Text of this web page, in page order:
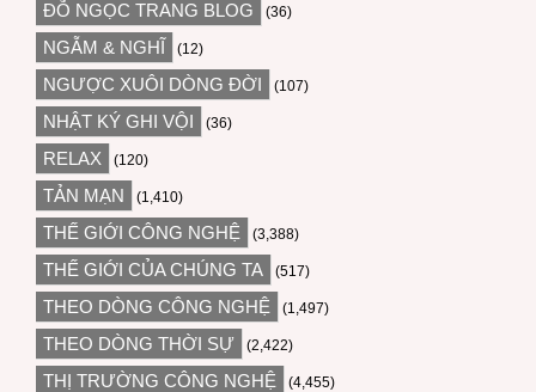
ĐỖ NGỌC TRANG BLOG (36)
NGẪM & NGHĨ (12)
NGƯỢC XUÔI DÒNG ĐỜI (107)
NHẬT KÝ GHI VỘI (36)
RELAX (120)
TẢN MẠN (1,410)
THẾ GIỚI CÔNG NGHỆ (3,388)
THẾ GIỚI CỦA CHÚNG TA (517)
THEO DÒNG CÔNG NGHỆ (1,497)
THEO DÒNG THỜI SỰ (2,422)
THỊ TRƯỜNG CÔNG NGHỆ (4,455)